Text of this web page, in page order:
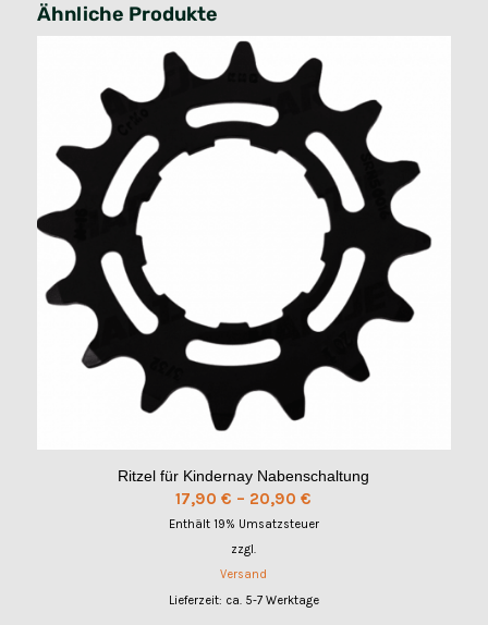
Ähnliche Produkte
Ritzel für Kindernay Nabenschaltung
17,90€ – 20,90€
17,90 €
Enthält 19% Umsatzsteuer
zzgl.
Versand
Lieferzeit: ca. 5-7 Werktage